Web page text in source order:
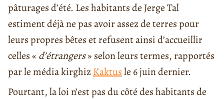
pâturages d’été. Les habitants de Jerge Tal
estiment déjà ne pas avoir assez de terres pour
leurs propres bêtes et refusent ainsi d’accueillir
celles « d’étrangers» selon leurs termes, rapportés
par le média kirghizKaktusle 6 juin dernier.
Pourtant, la loi n’est pas du côté des habitants de